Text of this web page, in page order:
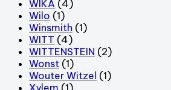
WIKA (4)
Wilo (1)
Winsmith (1)
WITT (4)
WITTENSTEIN (2)
Wonst (1)
Wouter Witzel (1)
Xylem (1)